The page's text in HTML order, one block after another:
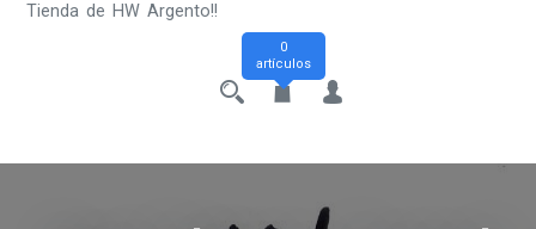
Tienda de HW Argento!!
0
artículos